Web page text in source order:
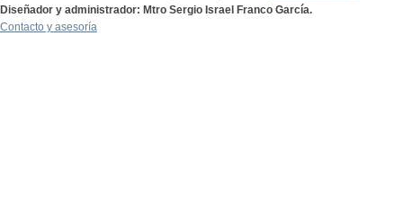
Diseñador y administrador: Mtro Sergio Israel Franco García.
Contacto y asesoría